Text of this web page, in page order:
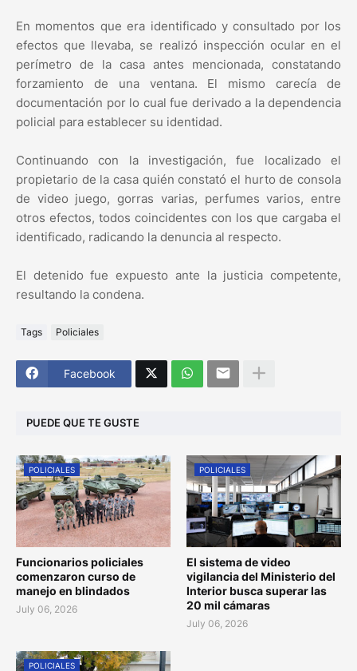
En momentos que era identificado y consultado por los
efectos que llevaba, se realizó inspección ocular en el
perímetro de la casa antes mencionada, constatando
forzamiento de una ventana. El mismo carecía de
documentación por lo cual fue derivado a la dependencia
policial para establecer su identidad.
Continuando con la investigación, fue localizado el
propietario de la casa quién constató el hurto de consola
de video juego, gorras varias, perfumes varios, entre
otros efectos, todos coincidentes con los que cargaba el
identificado, radicando la denuncia al respecto.
El detenido fue expuesto ante la justicia competente,
resultando la condena.
Tags Policiales
Facebook
PUEDE QUE TE GUSTE
POLICIALES
Funcionarios policiales
comenzaron curso de
manejo en blindados
July 06, 2026
POLICIALES
El sistema de video
vigilancia del Ministerio del
Interior busca superar las
20 mil cámaras
July 06, 2026
POLICIALES